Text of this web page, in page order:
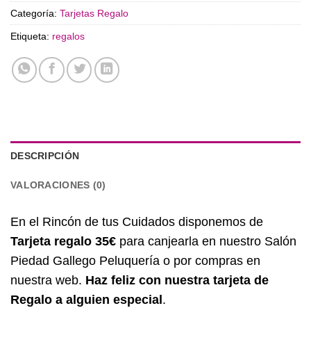
Categoría: Tarjetas Regalo
Etiqueta: regalos
DESCRIPCIÓN
VALORACIONES (0)
En el Rincón de tus Cuidados disponemos de
Tarjeta regalo 35€ para canjearla en nuestro Salón
Piedad Gallego Peluquería o por compras en
nuestra web. Haz feliz con nuestra tarjeta de
Regalo a alguien especial.